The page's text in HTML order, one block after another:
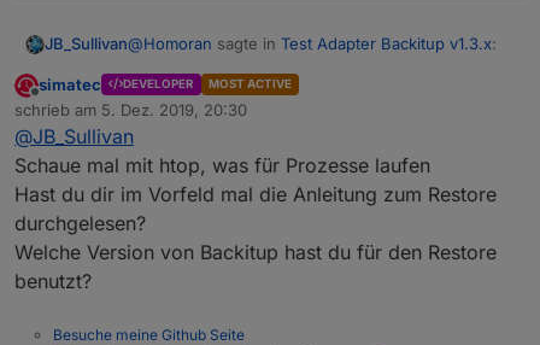
JB_Sullivan@Homoran sagte in Test Adapter Backitup v1.3.x:
mal F5 oder STRG-F5 gedrückt
Habe ich eben gerade gemacht - nun ist das
Webinterface nicht mehr erreichbar. Ich habe aber
übelst viel Netzwerk Traffic und das ist ein NUC,
außer dem Betriebssystem und ioB noch nichts
worden)
Offline
simatec DEVELOPER MOST ACTIVE
schrieb am 5. Dez. 2019, 20:30
zuletzt editiert von
@JB_Sullivan
Schaue mal mit htop, was für Prozesse laufen
Hast du dir im Vorfeld mal die Anleitung zum Restore
durchgelesen?
Welche Version von Backitup hast du für den Restore
benutzt?
Besuche meine Github Seite